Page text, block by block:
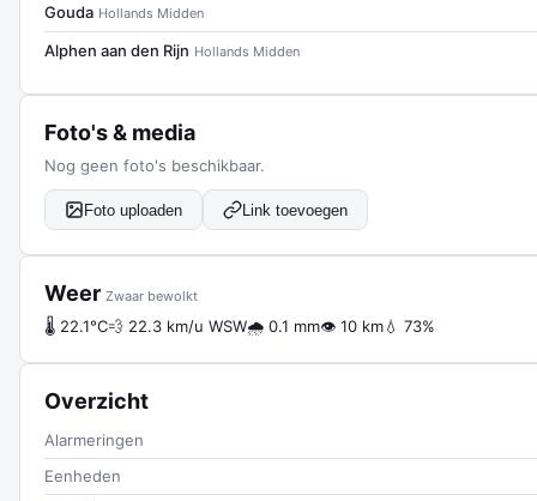
Gouda Hollands Midden
Alphen aan den Rijn Hollands Midden
Foto's & media
Nog geen foto's beschikbaar.
Foto uploaden Link toevoegen
Weer Zwaar bewolkt
🌡 22.1°C💨 22.3 km/u WSW🌧 0.1 mm👁 10 km💧 73%
Overzicht
Alarmeringen
Eenheden